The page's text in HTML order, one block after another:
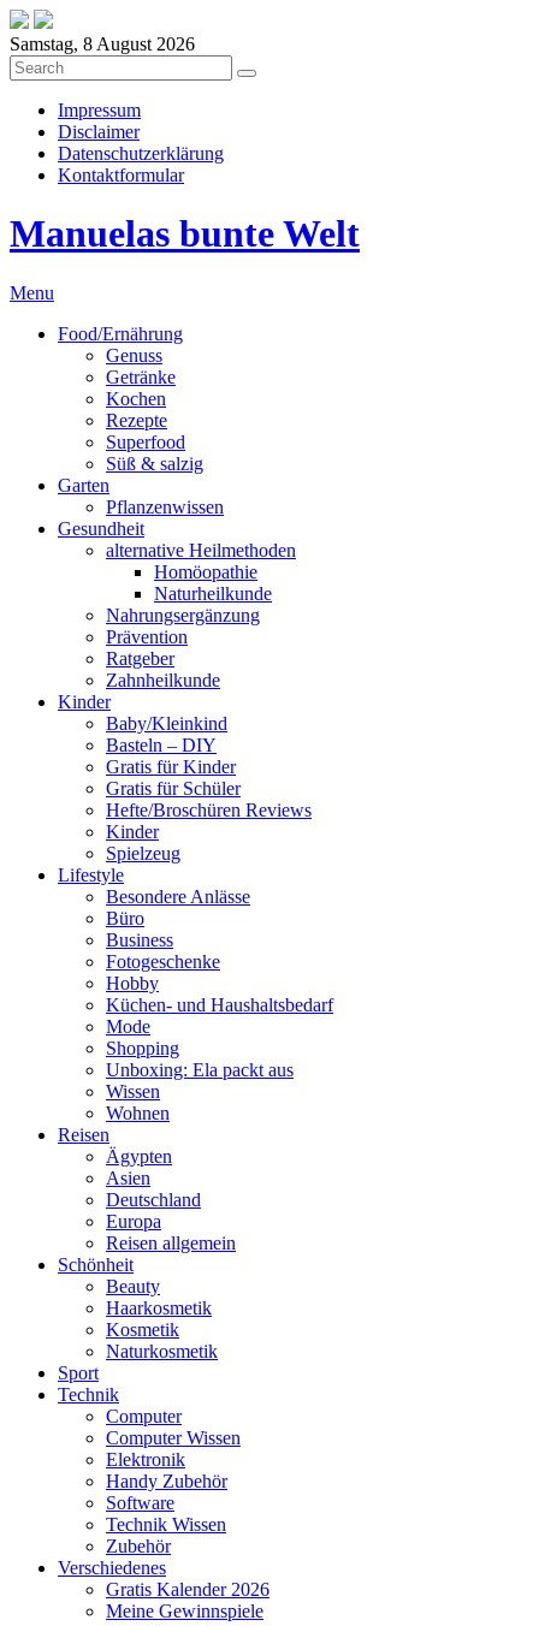
Samstag, 8 August 2026
Impressum
Disclaimer
Datenschutzerklärung
Kontaktformular
Manuelas bunte Welt
Menu
Food/Ernährung
Genuss
Getränke
Kochen
Rezepte
Superfood
Süß & salzig
Garten
Pflanzenwissen
Gesundheit
alternative Heilmethoden
Homöopathie
Naturheilkunde
Nahrungsergänzung
Prävention
Ratgeber
Zahnheilkunde
Kinder
Baby/Kleinkind
Basteln – DIY
Gratis für Kinder
Gratis für Schüler
Hefte/Broschüren Reviews
Kinder
Spielzeug
Lifestyle
Besondere Anlässe
Büro
Business
Fotogeschenke
Hobby
Küchen- und Haushaltsbedarf
Mode
Shopping
Unboxing: Ela packt aus
Wissen
Wohnen
Reisen
Ägypten
Asien
Deutschland
Europa
Reisen allgemein
Schönheit
Beauty
Haarkosmetik
Kosmetik
Naturkosmetik
Sport
Technik
Computer
Computer Wissen
Elektronik
Handy Zubehör
Software
Technik Wissen
Zubehör
Verschiedenes
Gratis Kalender 2026
Meine Gewinnspiele